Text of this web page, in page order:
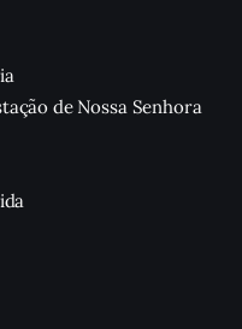
de Nossa Senhora